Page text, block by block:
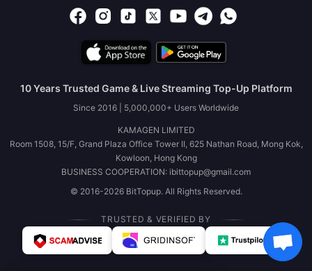
10 Years Trusted Game & Live Streaming Top-Up Platform
Since 2016 | 5,000,000+ Users Worldwide
KAMAGEN LIMITED
Room 1508, 15/F, Grand Plaza Office Tower II, 625 Nathan Road, Mong Kok,
Kowloon, Hong Kong
BUSINESS COOPERATION: ibittopup@gmail.com
© 2016-2026 BitTopup. All Rights Reserved.
TRUSTED & VERIFIED BY